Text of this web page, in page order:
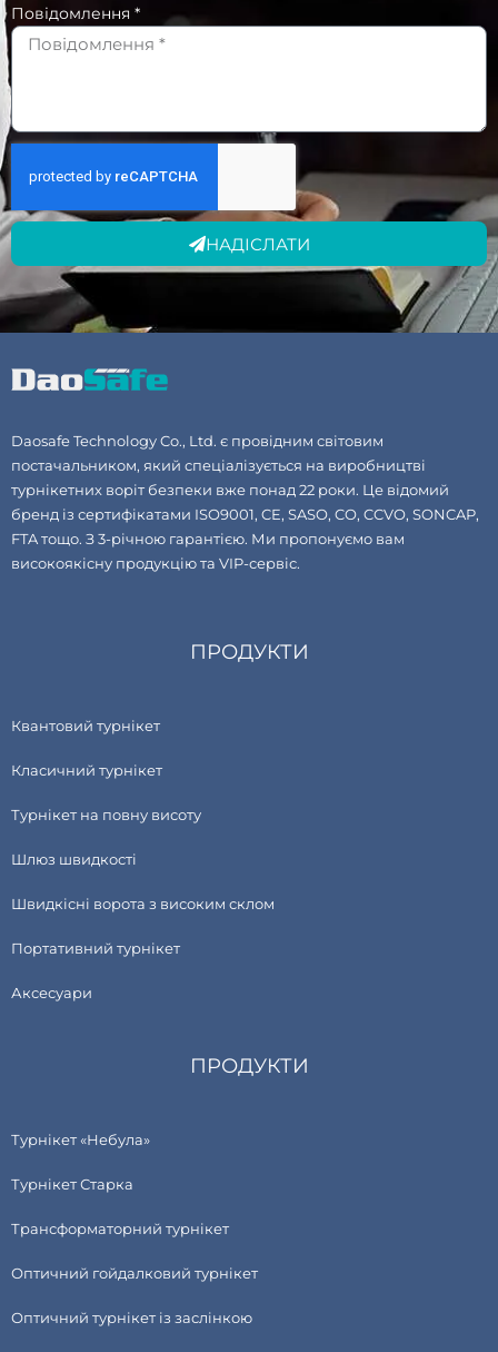
Повідомлення *
НАДІСЛАТИ
Daosafe Technology Co., Ltd. є провідним світовим
постачальником, який спеціалізується на виробництві
турнікетних воріт безпеки вже понад 22 роки. Це відомий
бренд із сертифікатами ISO9001, CE, SASO, CO, CCVO, SONCAP,
FTA тощо. З 3-річною гарантією. Ми пропонуємо вам
високоякісну продукцію та VIP-сервіс.
ПРОДУКТИ
Квантовий турнікет
Класичний турнікет
Турнікет на повну висоту
Шлюз швидкості
Швидкісні ворота з високим склом
Портативний турнікет
Аксесуари
ПРОДУКТИ
Турнікет «Небула»
Турнікет Старка
Трансформаторний турнікет
Оптичний гойдалковий турнікет
Оптичний турнікет із заслінкою